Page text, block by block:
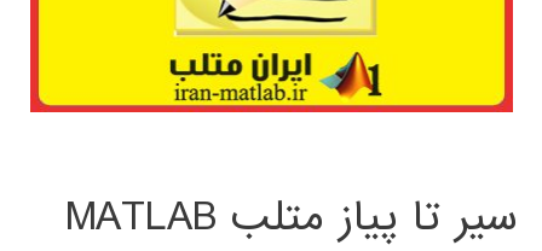
سیر تا پیاز متلب MATLAB